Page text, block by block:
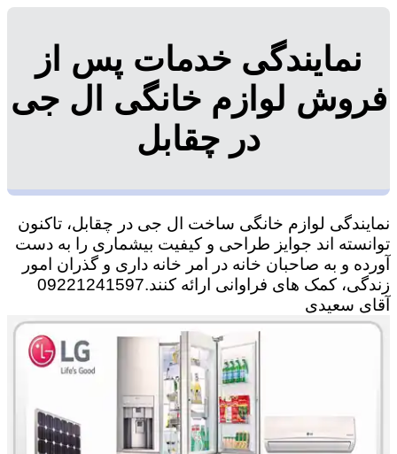
نمایندگی خدمات پس از
فروش لوازم خانگی ال جی
در چقابل
نمایندگی لوازم خانگی ساخت ال جی در چقابل، تاکنون
توانسته اند جوایز طراحی و کیفیت بیشماری را به دست
آورده و به صاحبان خانه در امر خانه داری و گذران امور
زندگی، کمک های فراوانی ارائه کنند.09221241597
آقای سعیدی